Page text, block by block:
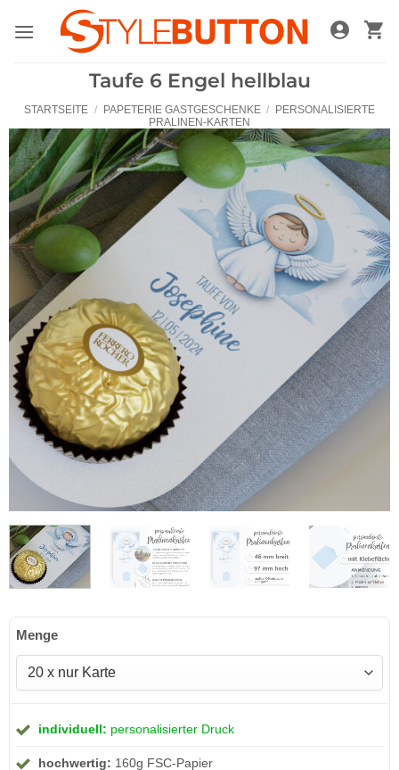
Inhalt
Taufe 6 Engel hellblau
STARTSEITE / PAPETERIE GASTGESCHENKE /
PERSONALISIERTE
PRALINEN-KARTEN
Menge
individuell: personalisierter Druck
hochwertig: 160g FSC-Papier